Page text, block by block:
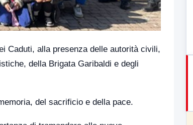
Caduti, alla presenza delle autorità civili,
della Brigata Garibaldi e degli
del sacrificio e della pace.